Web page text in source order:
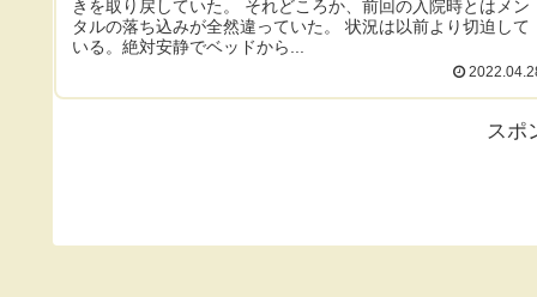
きを取り戻していた。 それどころか、前回の入院時とはメン
タルの落ち込みが全然違っていた。 状況は以前より切迫して
いる。絶対安静でベッドから...
スポ